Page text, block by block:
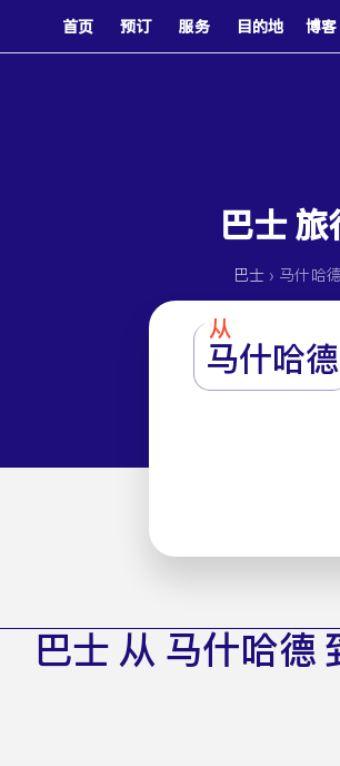
首页 预订 服务 目的地 博客
巴士 旅
巴士 › 马什哈
从
马什哈德
巴士 从 马什哈德